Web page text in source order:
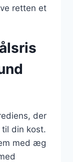
retten et
der
din kost.
med æg